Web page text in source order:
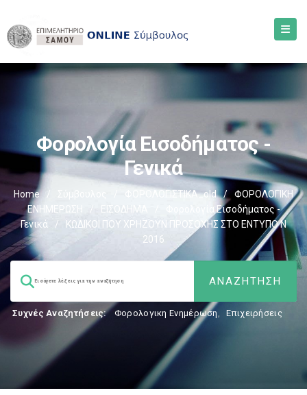
Φορολογία Εισοδήματος -
Γενικά
Home / Σύμβουλος ΦΟΡΟΛΟΓΙΣΤΙΚΑ_old /
ΦΟΡΟΛΟΓΙΚΗ
ΕΝΗΜΕΡΩΣΗ
/ ΕΙΣΟΔΗΜΑ
Φορολογία Εισοδήματος -
Γενικά
/
ΚΩΔΙΚΟΙ ΠΟΥ ΧΡΗΖΟΥΝ ΠΡΟΣΟΧΗΣ ΣΤΟ ΕΝΤΥΠΟ Ν
2016
Συχνές Αναζητήσεις: Φορολογικη Ενημέρωση, Επιχειρήσεις